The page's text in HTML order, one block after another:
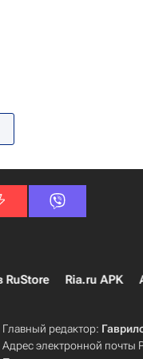
RuStore Ria.ru APK
Главный редактор:
Адрес электронной почты